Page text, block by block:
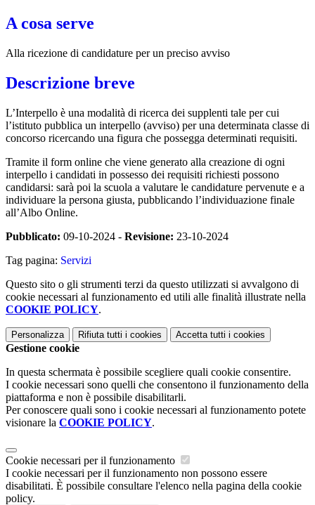
A cosa serve
Alla ricezione di candidature per un preciso avviso
Descrizione breve
L’Interpello è una modalità di ricerca dei supplenti tale per cui
l’istituto pubblica un interpello (avviso) per una determinata classe di
concorso ricercando una figura che possegga determinati requisiti.
Tramite il form online che viene generato alla creazione di ogni
interpello i candidati in possesso dei requisiti richiesti possono
candidarsi: sarà poi la scuola a valutare le candidature pervenute e a
individuare la persona giusta, pubblicando l’individuazione finale
all’Albo Online.
Pubblicato: 09-10-2024 - Revisione: 23-10-2024
Tag pagina: Servizi
Questo sito o gli strumenti terzi da questo utilizzati si avvalgono di
cookie necessari al funzionamento ed utili alle finalità illustrate nella
COOKIE POLICY.
Personalizza Rifiuta tutti i cookies Accetta tutti i cookies
Gestione cookie
In questa schermata è possibile scegliere quali cookie consentire.
I cookie necessari sono quelli che consentono il funzionamento della
piattaforma e non è possibile disabilitarli.
Per conoscere quali sono i cookie necessari al funzionamento potete
visionare la COOKIE POLICY.
Cookie necessari per il funzionamento
I cookie necessari per il funzionamento non possono essere
disabilitati. È possibile consultare l'elenco nella pagina della cookie
policy.